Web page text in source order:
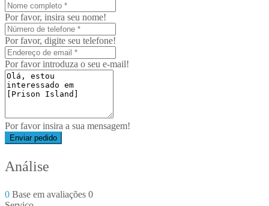
Por favor, insira seu nome!
Por favor, digite seu telefone!
Por favor introduza o seu e-mail!
Por favor insira a sua mensagem!
Enviar pedido
Análise
0 Base em avaliações 0